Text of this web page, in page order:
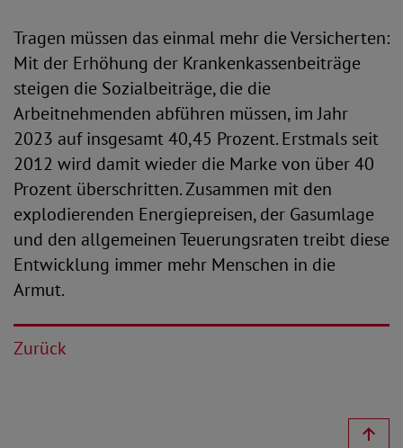
Tragen müssen das einmal mehr die Versicherten:
Mit der Erhöhung der Krankenkassenbeiträge
steigen die Sozialbeiträge, die die
Arbeitnehmenden abführen müssen, im Jahr
2023 auf insgesamt 40,45 Prozent. Erstmals seit
2012 wird damit wieder die Marke von über 40
Prozent überschritten. Zusammen mit den
explodierenden Energiepreisen, der Gasumlage
und den allgemeinen Teuerungsraten treibt diese
Entwicklung immer mehr Menschen in die
Armut.
Zurück